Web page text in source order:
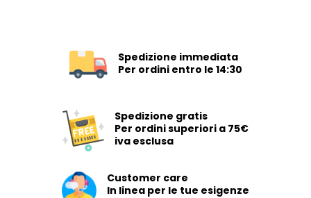
Spedizione immediata
Per ordini entro le 14:30
Spedizione gratis
Per ordini superiori a 75€
iva esclusa
Customer care
In linea per le tue esigenze